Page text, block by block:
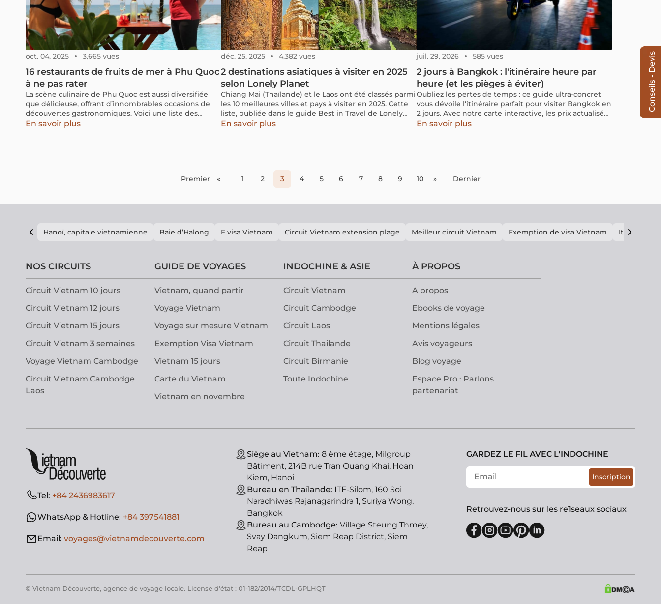
oct. 04, 2025 3,665 vues
16 restaurants de fruits de mer à Phu Quoc
à ne pas rater
La scène culinaire de Phu Quoc est aussi diversifiée
que délicieuse, offrant d’innombrables occasions de
découvertes gastronomiques. Voici une liste des
restaurants incontournables à visiter sur cette île
En savoir plus
déc. 25, 2025 4,382 vues
2 destinations asiatiques à visiter en 2025
selon Lonely Planet
Chiang Mai (Thaïlande) et le Laos ont été classés parmi
les 10 meilleures villes et pays à visiter en 2025. Cette
liste, publiée dans le guide Best in Travel de Lonely
Planet, met en avant des lieux exceptionnels dans le
En savoir plus
juil. 29, 2026 585 vues
2 jours à Bangkok : l'itinéraire heure par
heure (et les pièges à éviter)
Oubliez les pertes de temps : ce guide ultra-concret
vous dévoile l'itinéraire parfait pour visiter Bangkok en
2 jours. Avec notre carte interactive, les prix actualisés,
les applications indispensables à télécharger et nos
En savoir plus
Premier « 1 2 3 4 5 6 7 8 9 10 » Dernier
Hanoï, capitale vietnamienne Baie d’Halong E visa Vietnam Circuit Vietnam extension plage Meilleur circuit Vietnam Exemption de visa Vietnam Itinéraire
NOS CIRCUITS
Circuit Vietnam 10 jours
Circuit Vietnam 12 jours
Circuit Vietnam 15 jours
Circuit Vietnam 3 semaines
Voyage Vietnam Cambodge
Circuit Vietnam Cambodge
Laos
GUIDE DE VOYAGES
Vietnam, quand partir
Voyage Vietnam
Voyage sur mesure Vietnam
Exemption Visa Vietnam
Vietnam 15 jours
Carte du Vietnam
Vietnam en novembre
INDOCHINE & ASIE
Circuit Vietnam
Circuit Cambodge
Circuit Laos
Circuit Thailande
Circuit Birmanie
Toute Indochine
À PROPOS
A propos
Ebooks de voyage
Mentions légales
Avis voyageurs
Blog voyage
Espace Pro : Parlons
partenariat
Tel: +84 2436983617
WhatsApp & Hotline: +84 397541881
Email: voyages@vietnamdecouverte.com
Siège au Vietnam: 8 ème étage, Milgroup
Bâtiment, 214B rue Tran Quang Khai, Hoan
Kiem, Hanoi
Bureau en Thaïlande: ITF-Silom, 160 Soi
Naradhiwas Rajanagarindra 1, Suriya Wong,
Bangkok
Bureau au Cambodge: Village Steung Thmey,
Svay Dangkum, Siem Reap District, Siem
Reap
GARDEZ LE FIL AVEC L'INDOCHINE
Inscription
Retrouvez-nous sur les re1seaux sociaux
© Vietnam Découverte, agence de voyage locale. License d'état : 01-182/2014/TCDL-GPLHQT
Conseils - Devis